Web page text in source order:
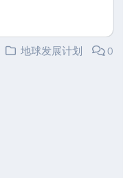
地球发展计划
0